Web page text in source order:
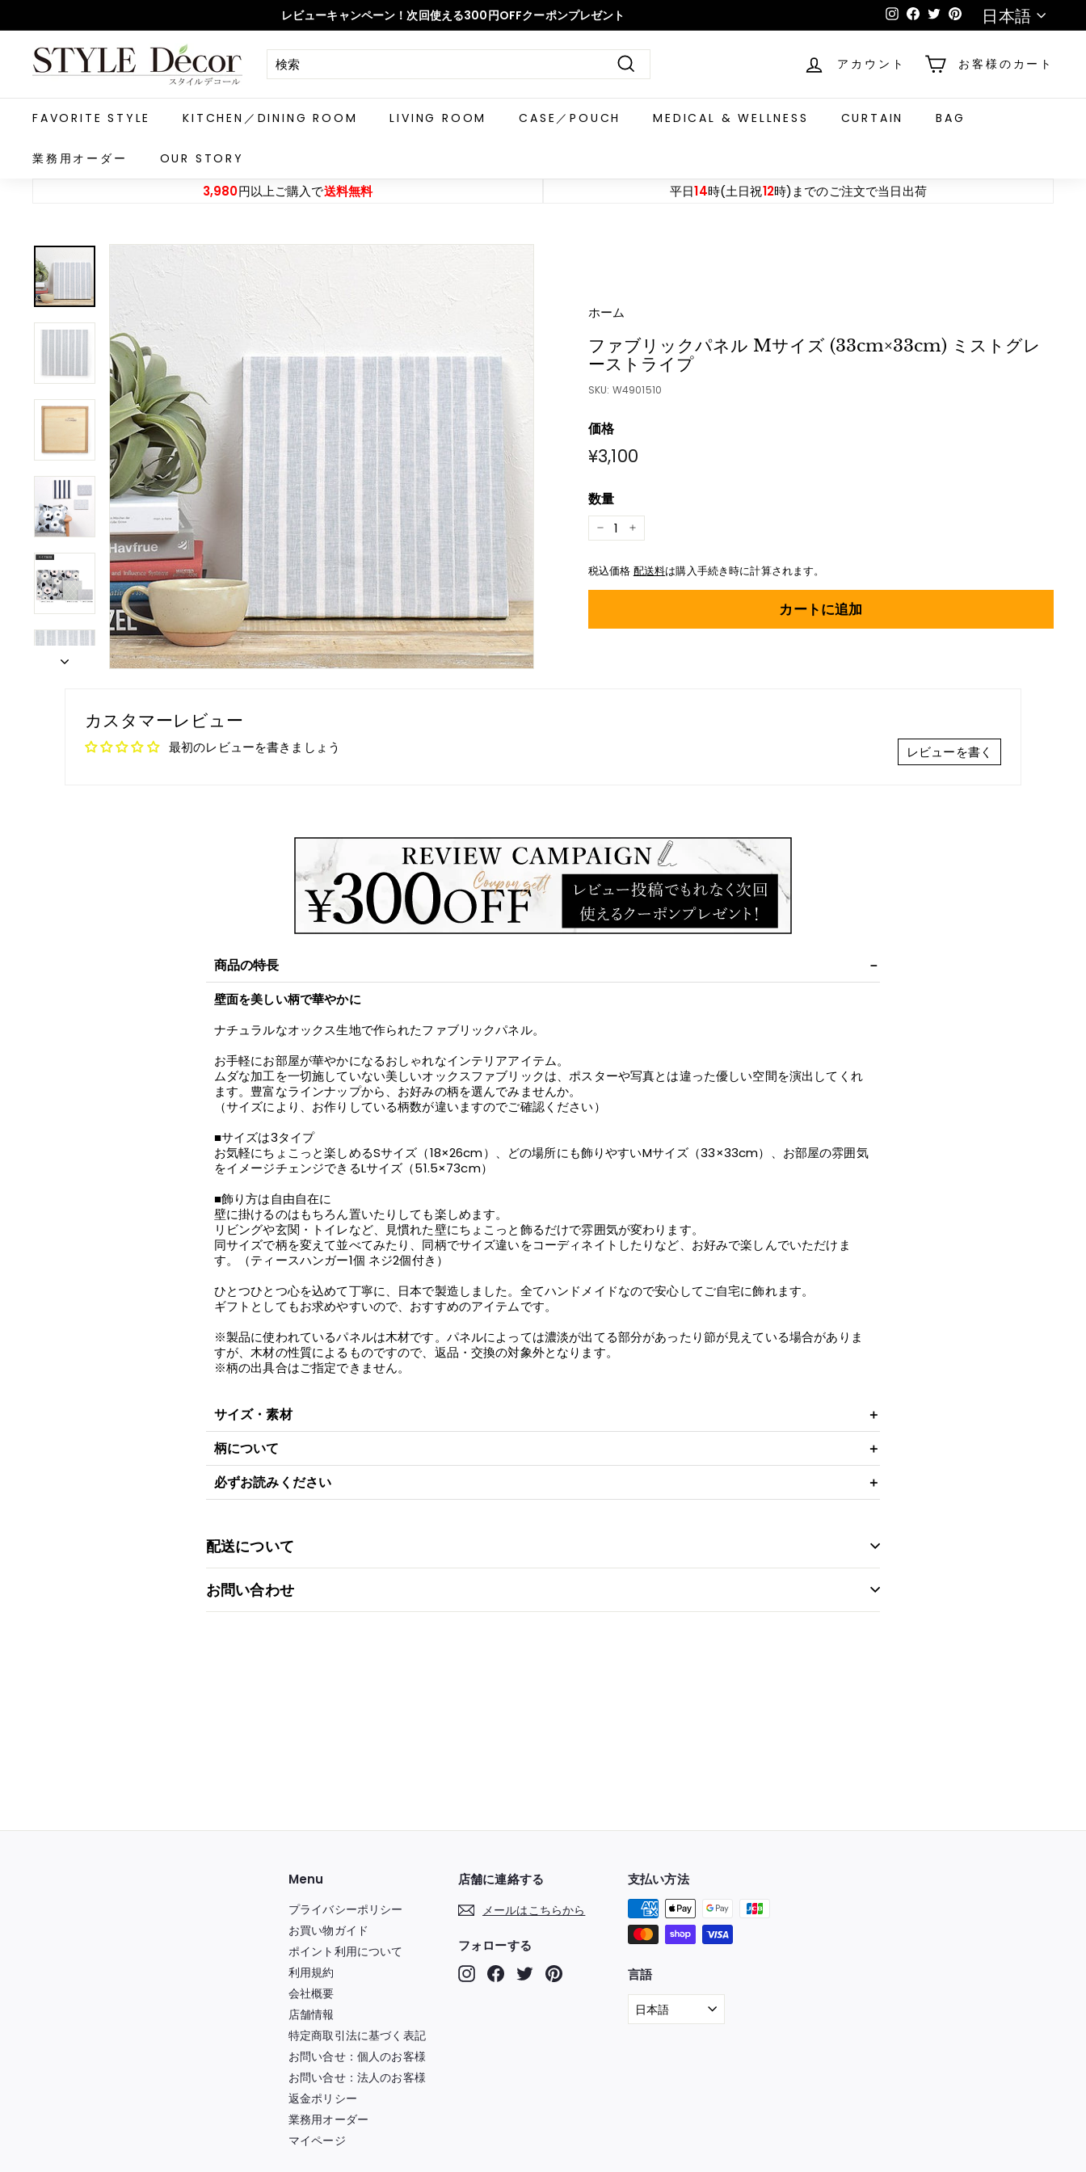
イ
ド
シ
を
停
レビューキャンペーン！次回使える300円OFFクーポンプレゼント Instagram
Facebook
TwitterPinterest
言
語
日本語
S
T
Y
L
D
e
r
決
定
アカウント お客様のカート
FAVORITE STYLE KITCHEN／DINING ROOM LIVING ROOM CASE／POUCH MEDICAL & WELLNESS CURTAIN BAG
業務用オーダー OUR STORY
3,980円以上ご購入で送料無料 平日14時(土日祝12時)までのご注文で当日出荷
ホーム
ファブリックパネル Mサイズ (33cm×33cm) ミストグレ
ーストライプ
SKU: W4901510
価格
元
の
格
¥3,100
数量
− +
税込価格 配送料は購入手続き時に計算されます。
カートに追加
カスタマーレビュー
最初のレビューを書きましょう レビューを書く
商品の特長
壁面を美しい柄で華やかに
ナチュラルなオックス生地で作られたファブリックパネル。
お手軽にお部屋が華やかになるおしゃれなインテリアアイテム。
ムダな加工を一切施していない美しいオックスファブリックは、ポスターや写真とは違った優しい空間を演出してくれ
ます。豊富なラインナップから、お好みの柄を選んでみませんか。
（サイズにより、お作りしている柄数が違いますのでご確認ください）
■サイズは3タイプ
お気軽にちょこっと楽しめるSサイズ（18×26cm）、どの場所にも飾りやすいMサイズ（33×33cm）、お部屋の雰囲気
をイメージチェンジできるLサイズ（51.5×73cm）
■飾り方は自由自在に
壁に掛けるのはもちろん置いたりしても楽しめます。
リビングや玄関・トイレなど、見慣れた壁にちょこっと飾るだけで雰囲気が変わります。
同サイズで柄を変えて並べてみたり、同柄でサイズ違いをコーディネイトしたりなど、お好みで楽しんでいただけま
す。（ティースハンガー1個 ネジ2個付き）
ひとつひとつ心を込めて丁寧に、日本で製造しました。全てハンドメイドなので安心してご自宅に飾れます。
ギフトとしてもお求めやすいので、おすすめのアイテムです。
※製品に使われているパネルは木材です。パネルによっては濃淡が出てる部分があったり節が見えている場合がありま
すが、木材の性質によるものですので、返品・交換の対象外となります。
※柄の出具合はご指定できません。
サイズ・素材
柄について
必ずお読みください
配送について
お問い合わせ
Menu
プライバシーポリシー
お買い物ガイド
ポイント利用について
利用規約
会社概要
店舗情報
特定商取引法に基づく表記
お問い合せ：個人のお客様
お問い合せ：法人のお客様
返金ポリシー
業務用オーダー
マイページ
店舗に連絡する
メールはこちらから
フォローする
InstagramFacebook
Twitter
支払い方法
言語
日本語